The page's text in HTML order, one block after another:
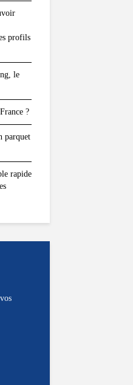
profils
le
?
parquet
rapide